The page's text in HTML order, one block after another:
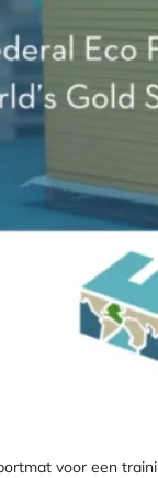
voor een